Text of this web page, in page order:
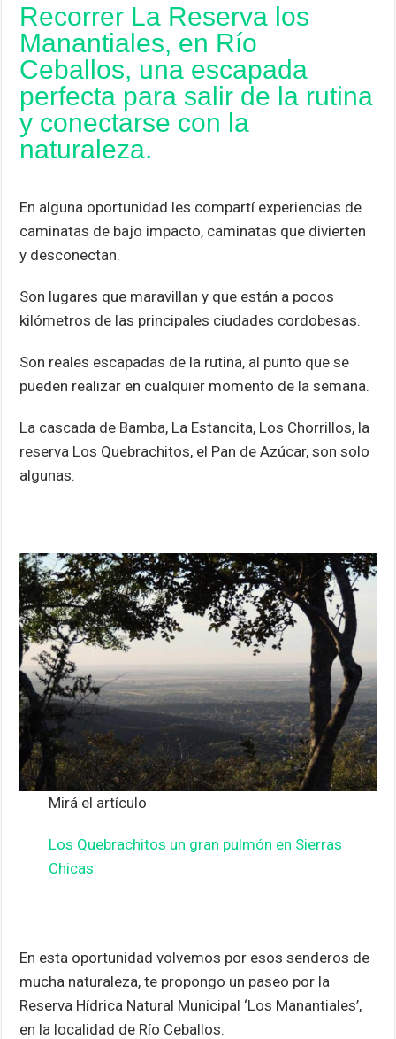
Recorrer La Reserva los
Manantiales, en Río
Ceballos, una escapada
perfecta para salir de la rutina
y conectarse con la
naturaleza.
En alguna oportunidad les compartí experiencias de
caminatas de bajo impacto, caminatas que divierten
y desconectan.
Son lugares que maravillan y que están a pocos
kilómetros de las principales ciudades cordobesas.
Son reales escapadas de la rutina, al punto que se
pueden realizar en cualquier momento de la semana.
La cascada de Bamba, La Estancita, Los Chorrillos, la
reserva Los Quebrachitos, el Pan de Azúcar, son solo
algunas.
Mirá el artículo
Los Quebrachitos un gran pulmón en Sierras
Chicas
En esta oportunidad volvemos por esos senderos de
mucha naturaleza, te propongo un paseo por la
Reserva Hídrica Natural Municipal ‘Los Manantiales’,
en la localidad de Río Ceballos.